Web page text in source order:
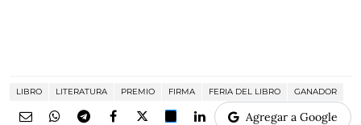
LIBRO LITERATURA PREMIO FIRMA FERIA DEL LIBRO GANADOR
Agregar a Google